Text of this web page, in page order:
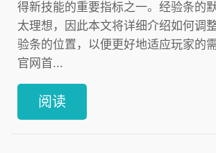
得新技能的重要指标之一。经验条的
太理想，因此本文将详细介绍如何调
验条的位置，以便更好地适应玩家的
官网首...
阅读